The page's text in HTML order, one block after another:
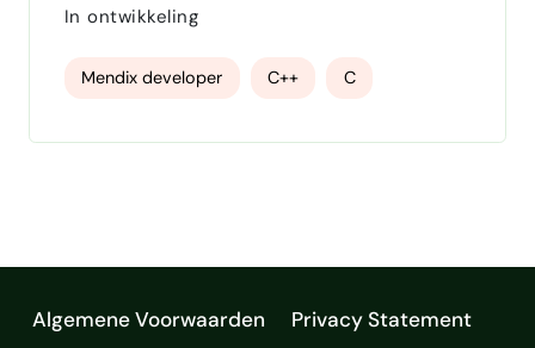
In ontwikkeling
Mendix developer C++ C
Algemene Voorwaarden
Privacy Statement